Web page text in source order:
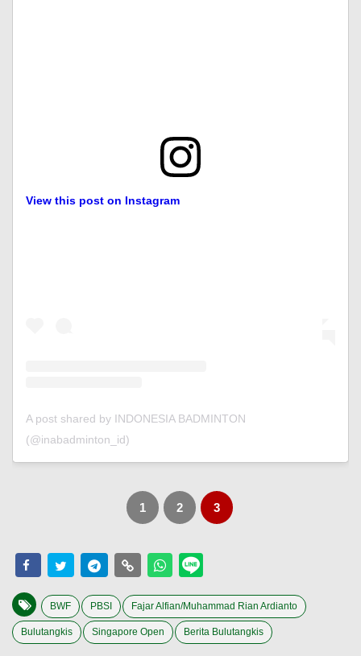
View this post on Instagram
A post shared by INDONESIA BADMINTON
(@inabadminton_id)
1 2 3
BWF PBSI Fajar Alfian/Muhammad Rian Ardianto
Bulutangkis Singapore Open Berita Bulutangkis